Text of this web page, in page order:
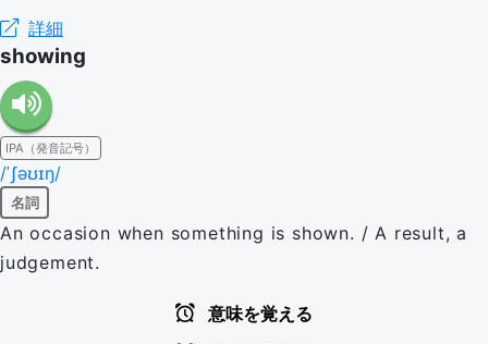
詳細
showing
IPA（発音記号）
/ˈʃəʊɪŋ/
名詞
An occasion when something is shown. / A result, a
judgement.
意味を覚える